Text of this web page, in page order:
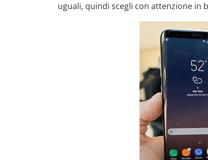
uguali, quindi scegli con attenzione in